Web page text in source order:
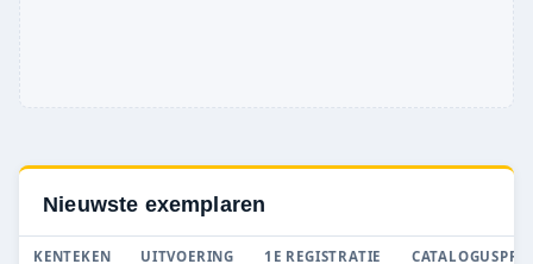
Nieuwste exemplaren
KENTEKEN UITVOERING 1E REGISTRATIE